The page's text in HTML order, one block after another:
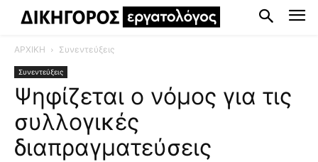
ΑΡΧΙΚΗ Συνεντεύξεις
Συνεντεύξεις
Ψηφίζεται ο νόμος για τις
συλλογικές
διαπραγματεύσεις